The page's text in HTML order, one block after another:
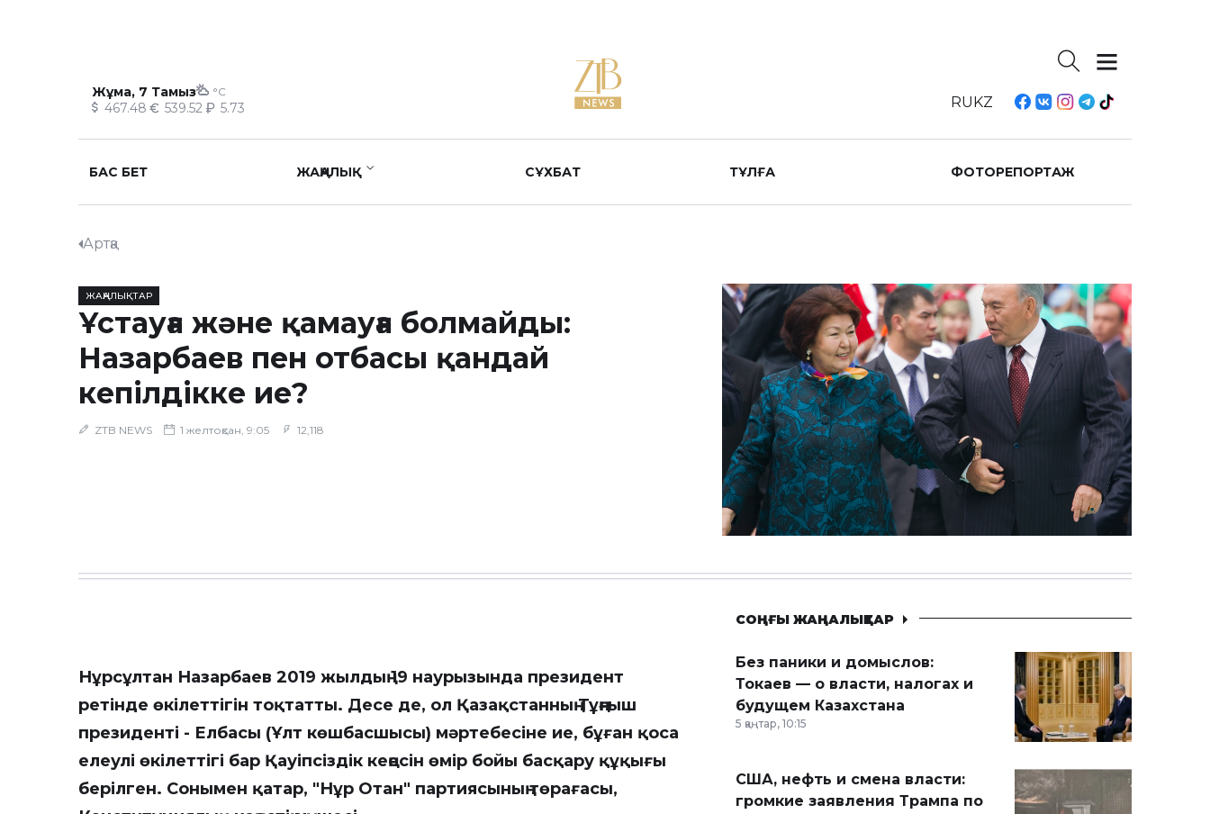
Жұма, 7 Тамыз °C
467.48 539.52 5.73 RUKZ
БАС БЕТ ЖАҢАЛЫҚ СҰХБАТ ТҰЛҒА ФОТОРЕПОРТАЖ
Артқа
ЖАҢАЛЫҚТАР
Ұстауға және қамауға болмайды:
Назарбаев пен отбасы қандай
кепілдікке ие?
ZTB NEWS 1 желтоқсан, 9:05 12,118
Нұрсұлтан Назарбаев 2019 жылдың 19 наурызында президент
ретінде өкілеттігін тоқтатты. Десе де, ол Қазақстанның Тұңғыш
президенті - Елбасы (Ұлт көшбасшысы) мәртебесіне ие, бұған қоса
елеулі өкілеттігі бар Қауіпсіздік кеңесін өмір бойы басқару құқығы
берілген. Сонымен қатар, "Нұр Отан" партиясының төрағасы,
СОҢҒЫ ЖАҢАЛЫҚТАР
Без паники и домыслов:
Токаев — о власти, налогах и
будущем Казахстана
5 қаңтар, 10:15
США, нефть и смена власти:
громкие заявления Трампа по